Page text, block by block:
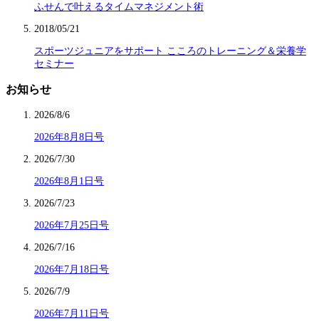
ふせんで叶えるタイムマネジメント術
2018/05/21
スポーツジュニアをサポート こころのトレーニング＆栄養学
セミナー
お知らせ
2026/8/6
2026年8月8日号
2026/7/30
2026年8月1日号
2026/7/23
2026年7月25日号
2026/7/16
2026年7月18日号
2026/7/9
2026年7月11日号